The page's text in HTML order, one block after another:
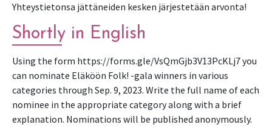
Yhteystietonsa jättäneiden kesken järjestetään arvonta!
Shortly in English
Using the form https://forms.gle/VsQmGjb3V13PcKLj7 you
can nominate Eläköön Folk! -gala winners in various
categories through Sep. 9, 2023. Write the full name of each
nominee in the appropriate category along with a brief
explanation. Nominations will be published anonymously.